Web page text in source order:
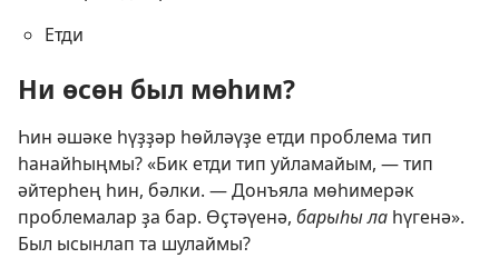
Етди
Ни өсөн был мөһим?
Һин әшәке һүҙҙәр һөйләүҙе етди проблема тип
һанайһыңмы? «Бик етди тип уйламайым, — тип
әйтерһең һин, бәлки. — Донъяла мөһимерәк
проблемалар ҙа бар. Өҫтәүенә, барыһы ла һүгенә».
Был ысынлап та шулаймы?